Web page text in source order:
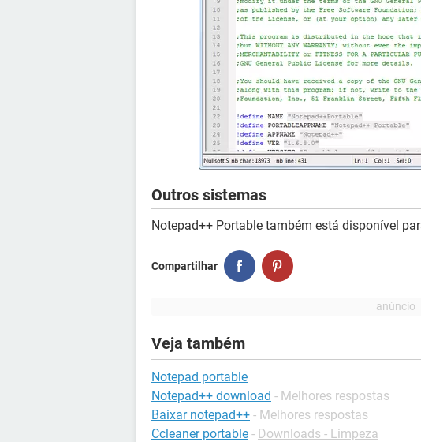
Outros sistemas
Notepad++ Portable também está disponível
Compartilhar
Veja também
Notepad portable
Notepad++ download - Melhores respostas
Baixar notepad++ - Melhores respostas
Ccleaner portable - Downloads - Limpeza